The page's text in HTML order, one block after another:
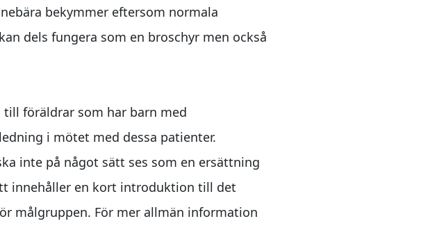
bekymmer eftersom normala
dels fungera som en broschyr men också
föräldrar som har barn med
i mötet med dessa patienter.
inte på något sätt ses som en ersättning
innehåller en kort introduktion till det
målgruppen. För mer allmän information